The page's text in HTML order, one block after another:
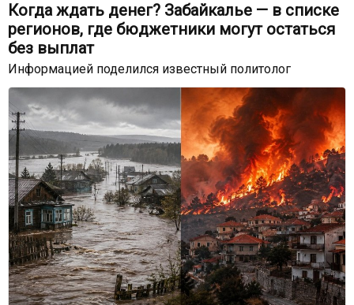
Когда ждать денег? Забайкалье — в списке
регионов, где бюджетники могут остаться
без выплат
Информацией поделился известный политолог